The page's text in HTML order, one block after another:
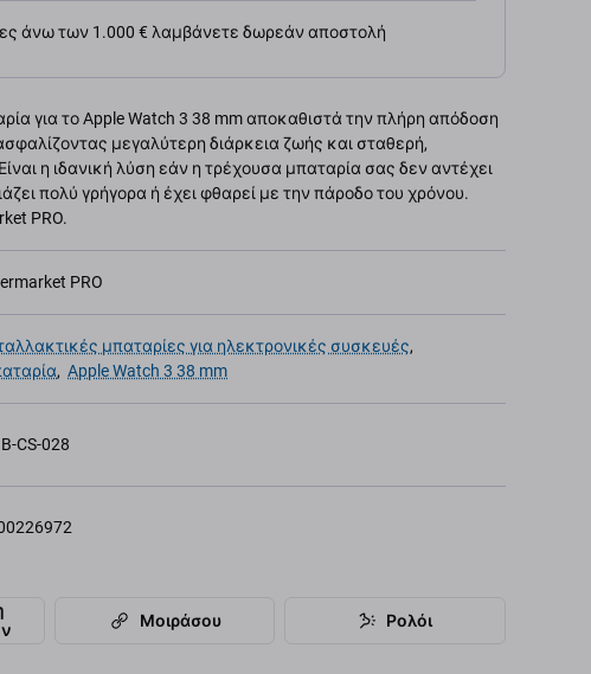
άνω των 1.000 € λαμβάνετε δωρεάν αποστολή
για το Apple Watch 3 38 mm αποκαθιστά την πλήρη απόδοση
μεγαλύτερη διάρκεια ζωής και σταθερή,
η ιδανική λύση εάν η τρέχουσα μπαταρία σας δεν αντέχει
πολύ γρήγορα ή έχει φθαρεί με την πάροδο του χρόνου.
PRO.
PRO
μπαταρίες για ηλεκτρονικές συσκευές,
, Apple Watch 3 38 mm
CS-028
Μοιράσου Ρολόι